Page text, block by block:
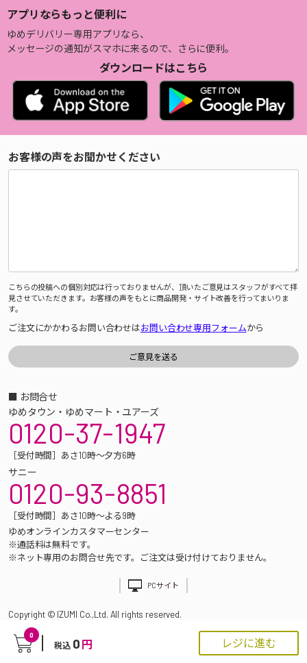
0
税込 0 円 レジに進む
アプリならもっと便利に
ゆめデリバリー専用アプリなら、
メッセージの通知がスマホに来るので、さらに便利。
ダウンロードはこちら
お客様の声をお聞かせください
こちらの投稿への個別対応は行っておりませんが、頂いたご意見はスタッフがすべて拝
見させていただきます。お客様の声をもとに商品開発・サイト改善を行ってまいりま
す。
ご注文にかかわるお問い合わせはお問い合わせ専用フォームから
■ お問合せ
ゆめタウン・ゆめマート・ユアーズ
0120-37-1947
［受付時間］あさ10時～夕方6時
サニー
0120-93-8851
［受付時間］あさ10時～よる9時
ゆめオンラインカスタマーセンター
※通話料は無料です。
※ネット専用のお問合せ先です。ご注文は受け付けておりません。
PCサイト
Copyright © IZUMI Co.,Ltd. All rights reserved.